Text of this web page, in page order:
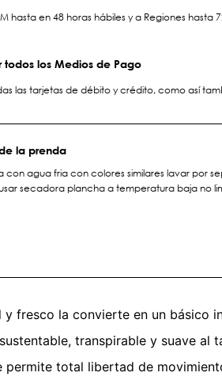
hasta en 48 horas hábiles y a Regiones hasta
todos los Medios de Pago
las tarjetas de débito y crédito, como así
la prenda
con agua fria con colores similares lavar por
secadora plancha a temperatura baja no
fresco la convierte en un básico
transpirable y suave al
total libertad de